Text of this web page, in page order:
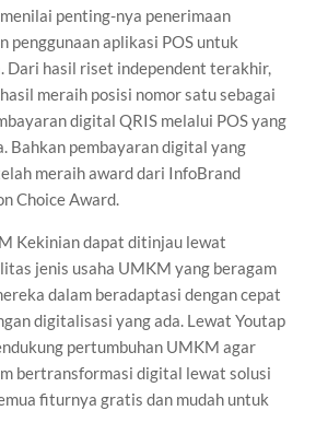
penting-nya penerimaan
penggunaan aplikasi POS untuk
Dari hasil riset independent terakhir,
meraih posisi nomor satu sebagai
digital QRIS melalui POS yang
Bahkan pembayaran digital yang
meraih award dari InfoBrand
Choice Award.
Kekinian dapat ditinjau lewat
jenis usaha UMKM yang beragam
dalam beradaptasi dengan cepat
digitalisasi yang ada. Lewat Youtap
pertumbuhan UMKM agar
bertransformasi digital lewat solusi
fiturnya gratis dan mudah untuk